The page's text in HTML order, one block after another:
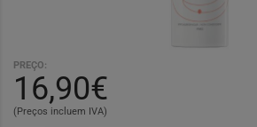
PREÇO:
16,90€
(Preços incluem IVA)